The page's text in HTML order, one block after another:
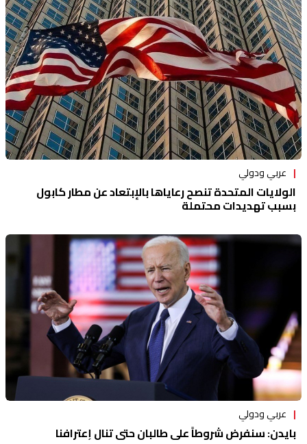
عربي ودولي
الولايات المتحدة تنصح رعاياها بالإبتعاد عن مطار كابول
بسبب تهديدات محتملة
عربي ودولي
بايدن: سنفرض شروطاً على طالبان حتى تنال إعترافنا